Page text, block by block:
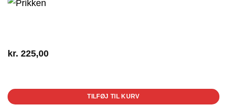
kr. 225,00
TILFØJ TIL KURV